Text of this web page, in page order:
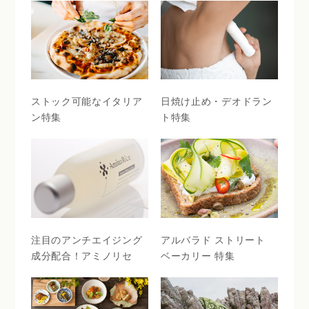
ストック可能なイタリア
ン特集
日焼け止め・デオドラン
ト特集
注目のアンチエイジング
成分配合！アミノリセ
アルバラド ストリート
ベーカリー 特集